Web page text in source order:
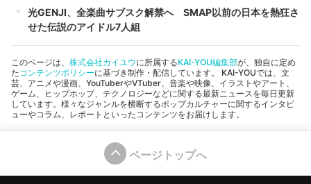
光GENJI、全楽曲サブスク解禁へ SMAP以前の日本を熱狂さ
せた伝説のアイドル7人組
このページは、 株式会社カイユウに所属するKAI-YOU編集部が、独自に定め
た コンテンツポリシーに基づき制作・配信しています。 KAI-YOUでは、文
芸、アニメや漫画、YouTuberやVTuber、音楽や映像、イラストやアート、
ゲーム、ヒップホップ、テクノロジーなどに関する最新ニュースを毎日更新
しています。様々なジャンルを横断するポップカルチャーに関するインタビ
ューやコラム、レポートといったコンテンツをお届けします。
ページトップへ